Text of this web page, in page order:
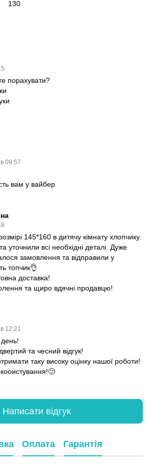
130
порахувати?
09:57
вам у вайбер
145*160 в дитячу кімнату хлопчику.
уточнили всі необхідні деталі. Дуже
замовлення та відправили у
топчик👌
доставка!
та щиро вдячні продавцю!
12:21
та чесний відгук!
таку високу оцінку нашої роботи!
Написати відгук
Оплата Гарантія